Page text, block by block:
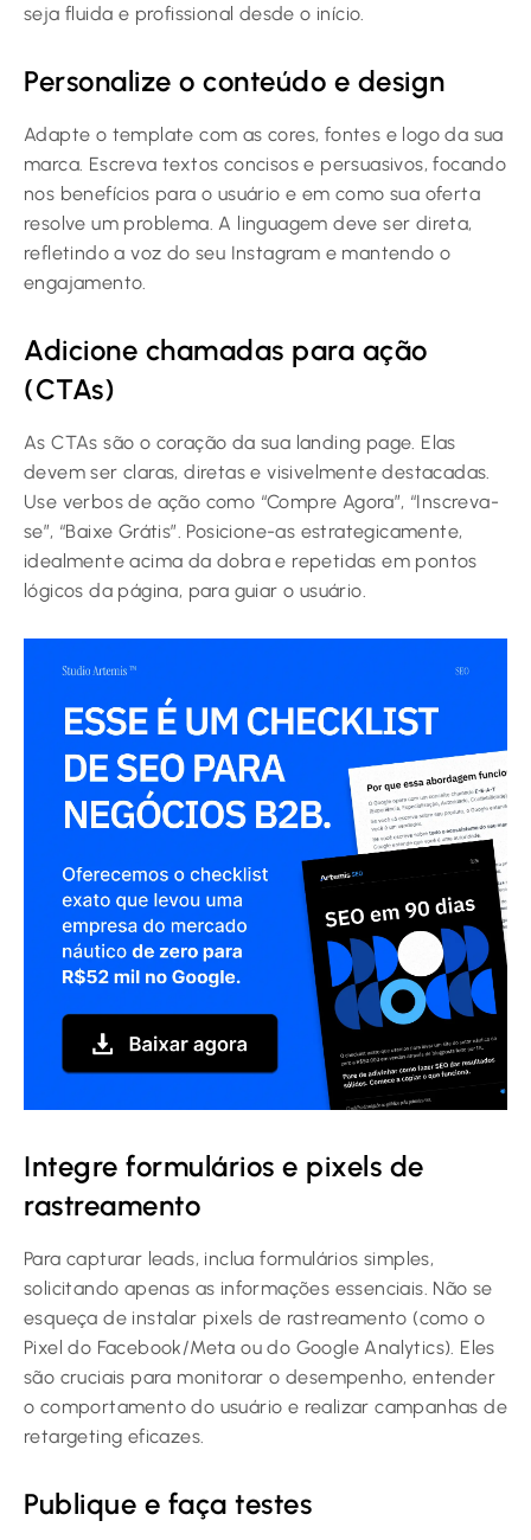
seja fluida e profissional desde o início.
Personalize o conteúdo e design
Adapte o template com as cores, fontes e logo da sua
marca. Escreva textos concisos e persuasivos, focando
nos benefícios para o usuário e em como sua oferta
resolve um problema. A linguagem deve ser direta,
refletindo a voz do seu Instagram e mantendo o
engajamento.
Adicione chamadas para ação
(CTAs)
As CTAs são o coração da sua landing page. Elas
devem ser claras, diretas e visivelmente destacadas.
Use verbos de ação como “Compre Agora”, “Inscreva-
se”, “Baixe Grátis”. Posicione-as estrategicamente,
idealmente acima da dobra e repetidas em pontos
lógicos da página, para guiar o usuário.
Integre formulários e pixels de
rastreamento
Para capturar leads, inclua formulários simples,
solicitando apenas as informações essenciais. Não se
esqueça de instalar pixels de rastreamento (como o
Pixel do Facebook/Meta ou do Google Analytics). Eles
são cruciais para monitorar o desempenho, entender
o comportamento do usuário e realizar campanhas de
retargeting eficazes.
Publique e faça testes